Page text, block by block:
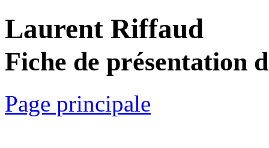
Laurent Riffaud
Fiche de présentation
Page principale